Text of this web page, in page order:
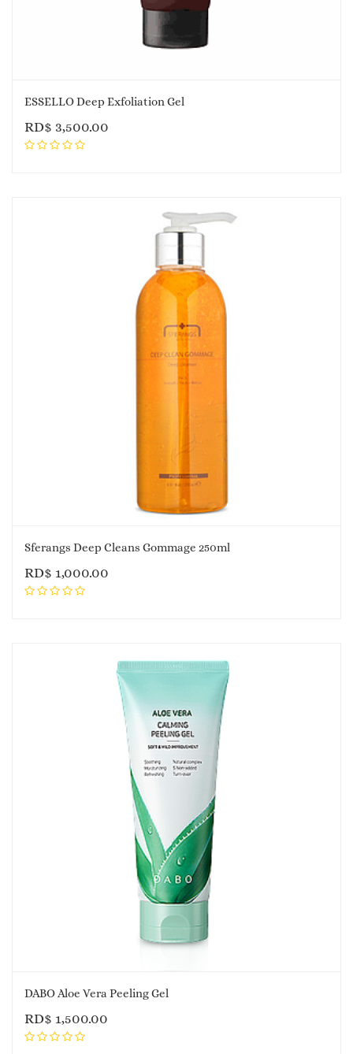
ESSELLO Deep Exfoliation Gel
RD$ 3,500.00
Sferangs Deep Cleans Gommage 250ml
RD$ 1,000.00
DABO Aloe Vera Peeling Gel
RD$ 1,500.00